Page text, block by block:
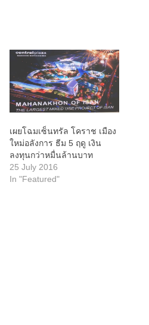
เผยโฉมเซ็นทรัล โคราช เมือง
ใหม่อลังการ ธีม 5 ฤดู เงิน
ลงทุนกว่าหมื่นล้านบาท
25 July 2016
In "Featured"